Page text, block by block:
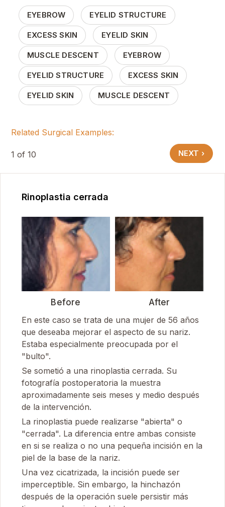
EYEBROW EYELID STRUCTURE
EXCESS SKIN EYELID SKIN
MUSCLE DESCENT EYEBROW
EYELID STRUCTURE EXCESS SKIN
EYELID SKIN MUSCLE DESCENT
Related Surgical Examples:
1 of 10 Paginación
SIGUIENTE
NEXT ›
Rinoplastia cerrada
Before
After
En este caso se trata de una mujer de 56 años
que deseaba mejorar el aspecto de su nariz.
Estaba especialmente preocupada por el
"bulto".
Se sometió a una rinoplastia cerrada. Su
fotografía postoperatoria la muestra
aproximadamente seis meses y medio después
de la intervención.
La rinoplastia puede realizarse "abierta" o
"cerrada". La diferencia entre ambas consiste
en si se realiza o no una pequeña incisión en la
piel de la base de la nariz.
Una vez cicatrizada, la incisión puede ser
imperceptible. Sin embargo, la hinchazón
después de la operación suele persistir más